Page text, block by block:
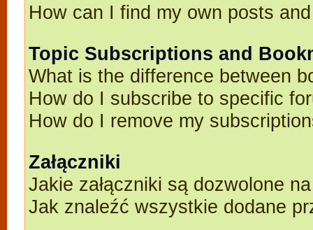
How can I find my own posts
Topic Subscriptions and
What is the difference between
How do I subscribe to specific
How do I remove my
Załączniki
Jakie załączniki są dozwolone
Jak znaleźć wszystkie dodane